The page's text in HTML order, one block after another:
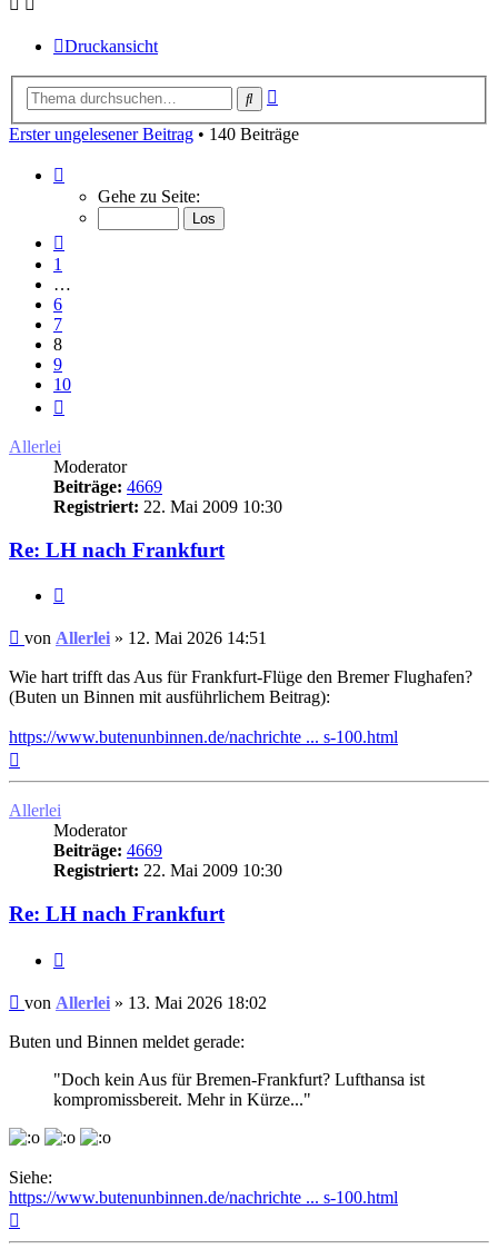
Druckansicht
Suche
Erster ungelesener Beitrag • 140 Beiträge
von
Gehe zu Seite:
1
…
6
7
8
9
10
Allerlei
Moderator
Beiträge: 4669
Registriert: 22. Mai 2009 10:30
Re: LH nach Frankfurt
Ungelesener
von Allerlei » 12. Mai 2026 14:51
Wie hart trifft das Aus für Frankfurt-Flüge den Bremer Flughafen?
(Buten un Binnen mit ausführlichem Beitrag):
https://www.butenunbinnen.de/nachrichte ... s-100.html
Allerlei
Moderator
Beiträge: 4669
Registriert: 22. Mai 2009 10:30
Re: LH nach Frankfurt
Ungelesener
von Allerlei » 13. Mai 2026 18:02
Buten und Binnen meldet gerade:
"Doch kein Aus für Bremen-Frankfurt? Lufthansa ist
kompromissbereit. Mehr in Kürze..."
Siehe:
https://www.butenunbinnen.de/nachrichte ... s-100.html